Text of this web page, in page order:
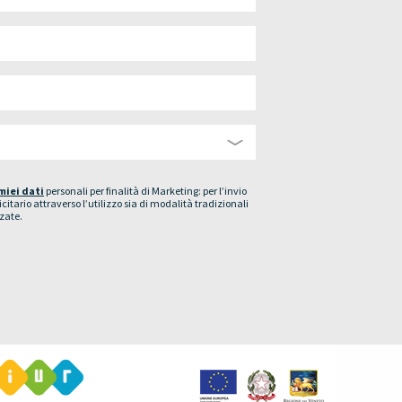
dati personali per finalità di Marketing: per l’invio
attraverso l’utilizzo sia di modalità tradizionali